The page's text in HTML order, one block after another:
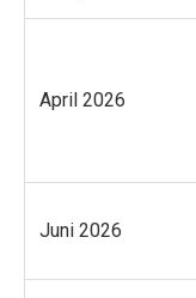
April 2026
Juni 2026